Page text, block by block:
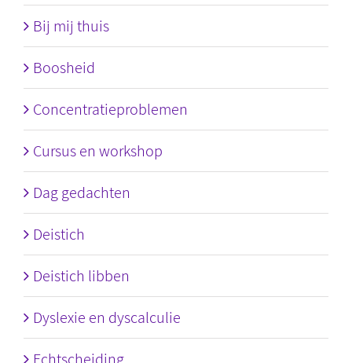
Bij mij thuis
Boosheid
Concentratieproblemen
Cursus en workshop
Dag gedachten
Deistich
Deistich libben
Dyslexie en dyscalculie